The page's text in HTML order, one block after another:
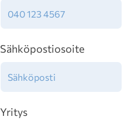
Sähköpostiosoite
Yritys